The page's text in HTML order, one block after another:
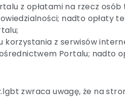
z opłatami na rzecz
nadto opłaty
korzystania z serwisów
Portalu; nadto
zwraca uwagę, że na